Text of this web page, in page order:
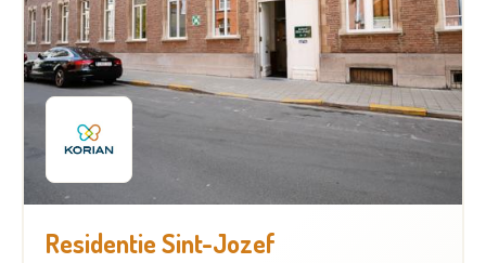
Residentie Sint-Jozef